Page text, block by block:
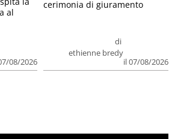
08/2026
al
di
ethienne bredy
il 07/08/2026
cerimonia di giuramento